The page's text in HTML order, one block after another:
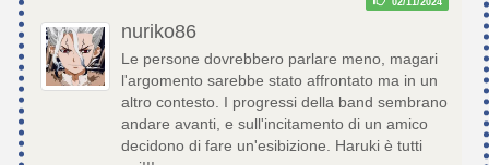
02/11/2024
nuriko86
Le persone dovrebbero parlare meno, magari
l'argomento sarebbe stato affrontato ma in un
altro contesto. I progressi della band sembrano
andare avanti, e sull'incitamento di un amico
decidono di fare un'esibizione. Haruki è tutti